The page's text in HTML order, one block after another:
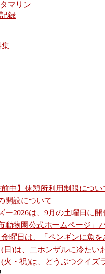
マリン
録
集
前中】休憩所利用制限につい
開設について
ー2026は、9月の土曜日に開
動物園公式ホームページ」
曜日は、「ペンギンに魚
(日)は、二ホンザルに冷たい
(火・祝)は、どうぶつクイズ